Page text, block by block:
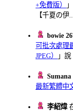
+免費版）
【千夏の伊...
bowie
可批次處理
JPEG）
」說
Sumana
最新繁體中
李紹煒